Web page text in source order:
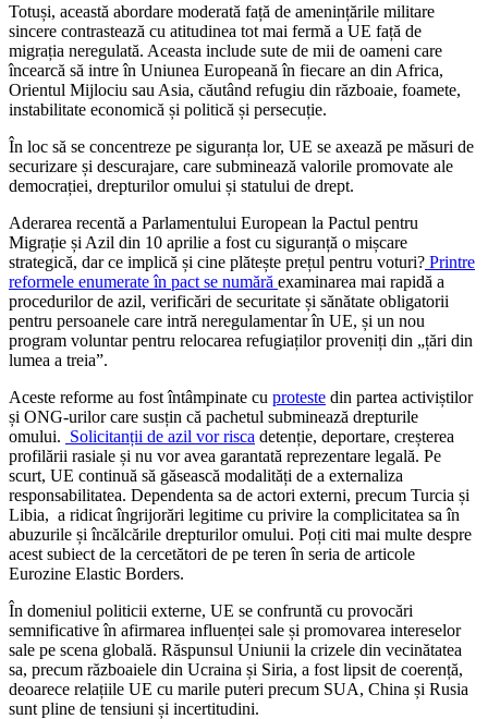
Totuși, această abordare moderată față de amenințările militare
sincere contrastează cu atitudinea tot mai fermă a UE față de
migrația neregulată. Aceasta include sute de mii de oameni care
încearcă să intre în Uniunea Europeană în fiecare an din Africa,
Orientul Mijlociu sau Asia, căutând refugiu din războaie, foamete,
instabilitate economică și politică și persecuție.
În loc să se concentreze pe siguranța lor, UE se axează pe măsuri de
securizare și descurajare, care subminează valorile promovate ale
democrației, drepturilor omului și statului de drept.
Aderarea recentă a Parlamentului European la Pactul pentru
Migrație și Azil din 10 aprilie a fost cu siguranță o mișcare
strategică, dar ce implică și cine plătește prețul pentru voturi? Printre
reformele enumerate în pact se numără examinarea mai rapidă a
procedurilor de azil, verificări de securitate și sănătate obligatorii
pentru persoanele care intră neregulamentar în UE, și un nou
program voluntar pentru relocarea refugiaților proveniți din „țări din
lumea a treia”.
Aceste reforme au fost întâmpinate cu proteste din partea activiștilor
și ONG-urilor care susțin că pachetul subminează drepturile
omului. Solicitanții de azil vor risca detenție, deportare, creșterea
profilării rasiale și nu vor avea garantată reprezentare legală. Pe
scurt, UE continuă să găsească modalități de a externaliza
responsabilitatea. Dependenta sa de actori externi, precum Turcia și
Libia, a ridicat îngrijorări legitime cu privire la complicitatea sa în
abuzurile și încălcările drepturilor omului. Poți citi mai multe despre
acest subiect de la cercetători de pe teren în seria de articole
Eurozine Elastic Borders.
În domeniul politicii externe, UE se confruntă cu provocări
semnificative în afirmarea influenței sale și promovarea intereselor
sale pe scena globală. Răspunsul Uniunii la crizele din vecinătatea
sa, precum războaiele din Ucraina și Siria, a fost lipsit de coerență,
deoarece relațiile UE cu marile puteri precum SUA, China și Rusia
sunt pline de tensiuni și incertitudini.